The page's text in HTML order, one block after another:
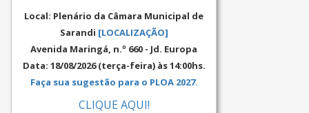
Local: Plenário da Câmara Municipal de
Sarandi [LOCALIZAÇÃO]
Avenida Maringá, n.º 660 - Jd. Europa
Data: 18/08/2026 (terça-feira) às 14:00hs.
Faça sua sugestão para o PLOA 2027.
CLIQUE AQUI!